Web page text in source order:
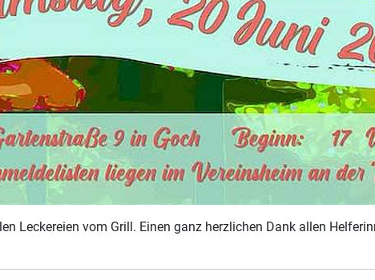
Leckereien vom Grill. Einen ganz herzlichen Dank allen